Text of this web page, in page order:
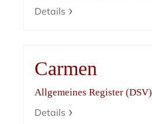
Details
Carmen
Allgemeines Register (DSV)
Details